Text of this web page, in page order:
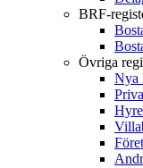
BRF-
Övriga
Nya